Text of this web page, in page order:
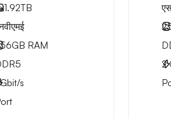
1.92TB
RAM
s
2